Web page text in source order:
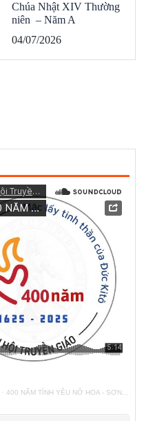
Chúa Nhật XIV Thường
niên – Năm A
04/07/2026
· 400 NĂM TÌNH YÊU NỞ HOA - SƠN TÚI ĐỎ